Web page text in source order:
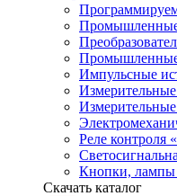
Промышленные
Промышленные
Импульсные
Реле контроля
Кнопки, лампы
Скачать каталог